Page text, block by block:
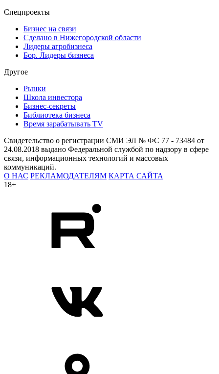
Спецпроекты
Бизнес на связи
Сделано в Нижегородской области
Лидеры агробизнеса
Бор. Лидеры бизнеса
Другое
Рынки
Школа инвестора
Бизнес-секреты
Библиотека бизнеса
Время зарабатывать TV
Свидетельство о регистрации СМИ ЭЛ № ФС 77 - 73484 от
24.08.2018 выдано Федеральной службой по надзору в сфере
связи, информационных технологий и массовых
коммуникаций.
О НАС РЕКЛАМОДАТЕЛЯМ КАРТА САЙТА
18+